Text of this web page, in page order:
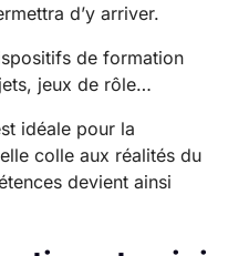
d’y arriver.
de formation
jeux de rôle…
idéale pour la
colle aux réalités du
devient ainsi